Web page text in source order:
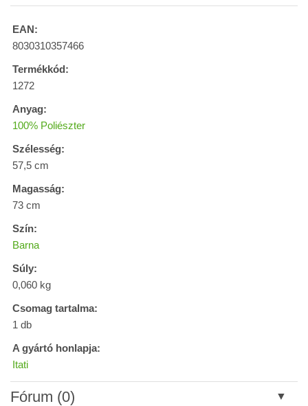
EAN:
8030310357466
Termékkód:
1272
Anyag:
100% Poliészter
Szélesség:
57,5 cm
Magasság:
73 cm
Szín:
Barna
Súly:
0,060 kg
Csomag tartalma:
1 db
A gyártó honlapja:
Itati
Fórum (0)